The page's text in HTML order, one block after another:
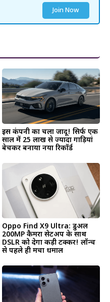
Join Now
इस कंपनी का चला जादू! सिर्फ एक
साल में 25 लाख से ज्यादा गाड़ियां
बेचकर बनाया नया रिकॉर्ड
Oppo Find X9 Ultra: डुअल
200MP कैमरा सेटअप के साथ
DSLR को देगा कड़ी टक्कर! लॉन्च
से पहले ही मचा धमाल